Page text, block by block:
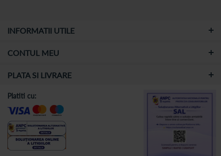
INFORMATII UTILE
CONTUL MEU
PLATA SI LIVRARE
Platiti cu: